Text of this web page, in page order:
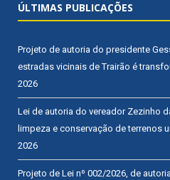
ÚLTIMAS PUBLICAÇÕES
Projeto de autoria do presidente
estradas vicinais de Trairão é
2026
Lei de autoria do vereador Zezinho
limpeza e conservação de terrenos
2026
Projeto de Lei nº 002/2026, de